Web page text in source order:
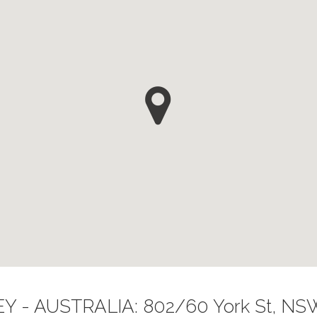
- AUSTRALIA: 802/60 York St,